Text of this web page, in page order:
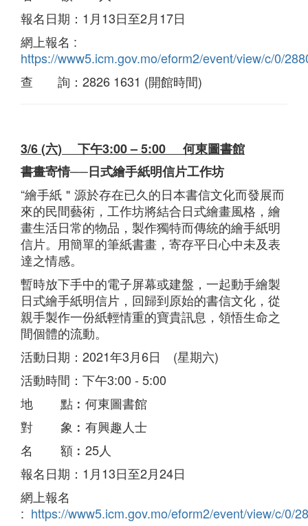
報名日期：1月13日至2月17日
網上報名 :
https://www5.icm.gov.mo/eform2/event/view/c/0/
查 詢：2826 1631 (開館時間)
3/6 (六) 下午3:00 – 5:00 何東圖書館
書畫寄情──日式繪手紙明信片工作坊
“繪手紙＂源於存在已久的日本書信文化而發展而
來的民間藝術，工作坊將結合日式繪畫風格，繪
畫生活日常的物品，製作獨特而傳統的繪手紙明
信片。用簡單的筆紙書畫，寄存平日心中未及表
達之情感。
暫時放下手中的電子屏幕或建盤，一起動手繪製
日式繪手紙明信片，回歸到原始的書信文化，從
親手製作一份紙輕情重的寶貴訊息，領悟生命之
間個體的流動。
活動日期：2021年3月6日 (星期六)
活動時間：下午3:00 - 5:00
地 點︰何東圖書館
對 象︰有興趣人士
名 額︰25人
報名日期：1月13日至2月24日
網上報名
: https://www5.icm.gov.mo/eform2/event/view/c/0/